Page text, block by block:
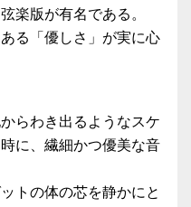
楽版が有名である。
る「優しさ」が実に心
らわき出るようなスケ
に、繊細かつ優美な音
トの体の芯を静かにと